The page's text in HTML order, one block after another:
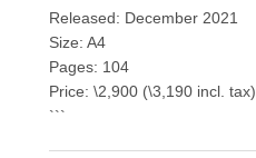
Released: December 2021
Size: A4
Pages: 104
Price: \2,900 (\3,190 incl. tax)
```